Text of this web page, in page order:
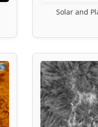
Solar and